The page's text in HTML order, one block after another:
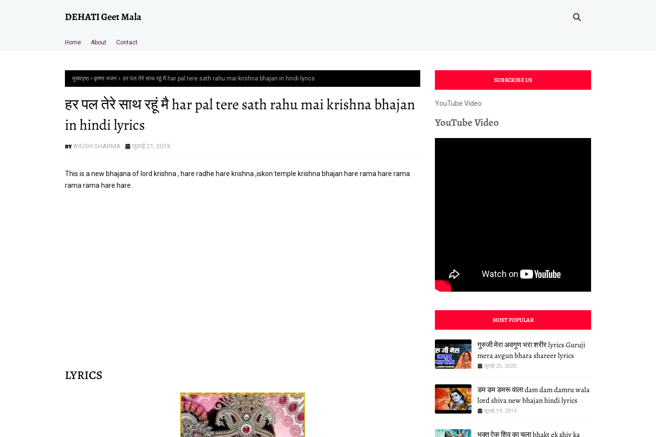
DEHATI Geet Mala
Home About Contact
मुख्यपृष्ठ कृष्णा भजन हर पल तेरे साथ रहूं मै har pal tere sath rahu mai krishna bhajan in hindi lyrics
हर पल तेरे साथ रहूं मै har pal tere sath rahu mai krishna bhajan
in hindi lyrics
AYUSH SHARMA जुलाई 21, 2019
This is a new bhajana of lord krishna , hare radhe hare krishna ,iskon temple krishna bhajan hare rama hare rama
rama rama hare hare .
LYRICS
SUBSCRIBE US
YouTube Video
YouTube Video
MOST POPULAR
गुरुजी मेरा अवगुण भरा शरीर lyrics Guruji
mera avgun bhara shareer lyrics
जुलाई 25, 2020
डम डम डमरू वाला dam dam damru wala
lord shiva new bhajan hindi lyrics
जुलाई 19, 2019
भक्त ऐक शिव का चला bhakt ek shiv ka